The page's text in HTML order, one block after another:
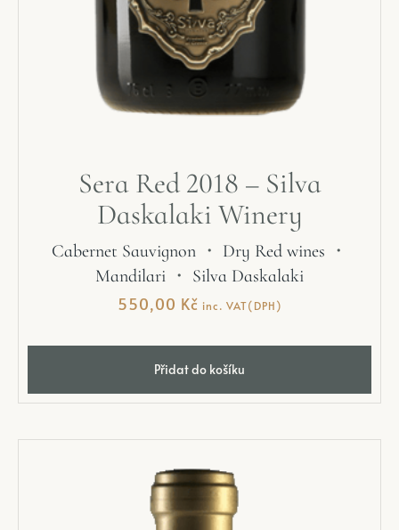
Sera Red 2018 – Silva
Daskalaki Winery
Cabernet Sauvignon ・ Dry Red wines ・
Mandilari ・ Silva Daskalaki
550,00 Kč inc. VAT(DPH)
Přidat do košíku